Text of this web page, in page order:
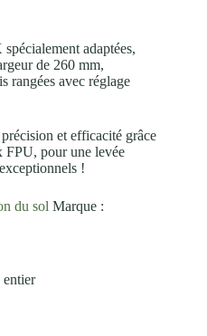
adaptées,
de 260 mm,
rangées avec réglage
et efficacité grâce
FPU, pour une levée
!
du sol Marque :
entier